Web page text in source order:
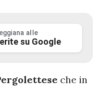
alle
su Google
che in